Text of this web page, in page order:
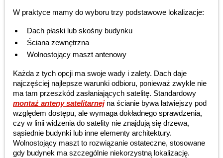
W praktyce mamy do wyboru trzy podstawowe lokalizacje:
Dach płaski lub skośny budynku
Ściana zewnętrzna
Wolnostojący maszt antenowy
Każda z tych opcji ma swoje wady i zalety. Dach daje
najczęściej najlepsze warunki odbioru, ponieważ zwykle nie
ma tam przeszkód zasłaniających satelitę. Standardowy
montaż anteny satelitarnejna ścianie bywa łatwiejszy pod
względem dostępu, ale wymaga dokładnego sprawdzenia,
czy w linii widzenia do satelity nie znajdują się drzewa,
sąsiednie budynki lub inne elementy architektury.
Wolnostojący maszt to rozwiązanie ostateczne, stosowane
gdy budynek ma szczególnie niekorzystną lokalizację.